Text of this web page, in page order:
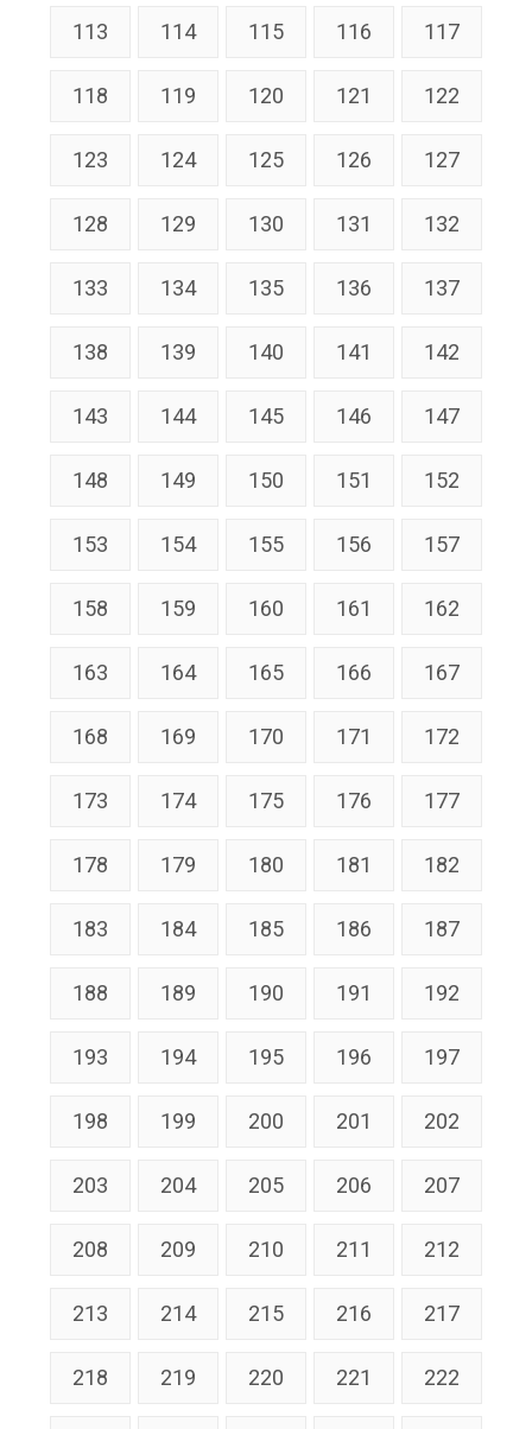
113 114 115 116 117
118 119 120 121 122
123 124 125 126 127
128 129 130 131 132
133 134 135 136 137
138 139 140 141 142
143 144 145 146 147
148 149 150 151 152
153 154 155 156 157
158 159 160 161 162
163 164 165 166 167
168 169 170 171 172
173 174 175 176 177
178 179 180 181 182
183 184 185 186 187
188 189 190 191 192
193 194 195 196 197
198 199 200 201 202
203 204 205 206 207
208 209 210 211 212
213 214 215 216 217
218 219 220 221 222